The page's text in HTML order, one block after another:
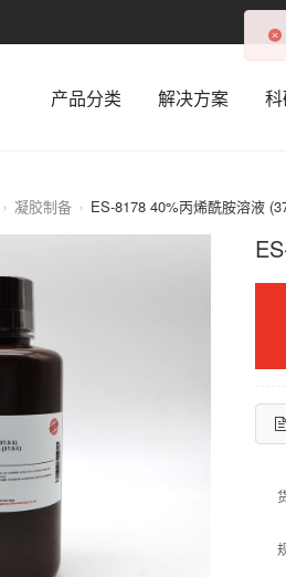
产品分类 解决方案
凝胶制备 ES-8178 40%丙烯酰胺溶液